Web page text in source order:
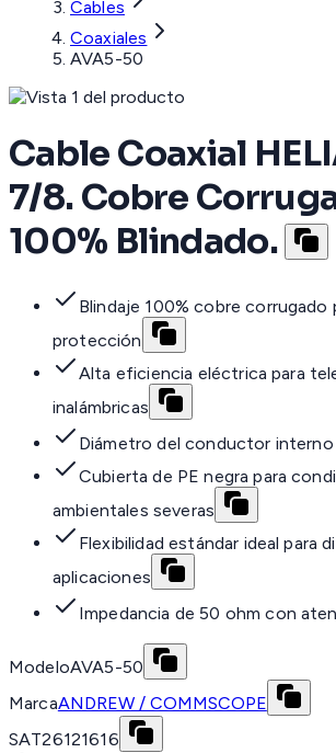
Cables
Coaxiales
AVA5-50
Cable Coaxial
7/8. Cobre
100% Blindado.
Blindaje 100% cobre corrugado
protección
Alta eficiencia eléctrica para
inalámbricas
Diámetro del conductor interno
Cubierta de PE negra para
ambientales severas
Flexibilidad estándar ideal para
aplicaciones
Impedancia de 50 ohm con
ModeloAVA5-50
MarcaANDREW / COMMSCOPE
SAT26121616